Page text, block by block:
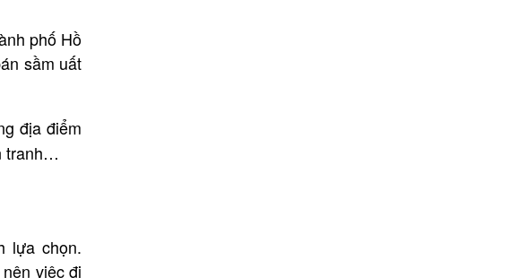
phố Hồ
sầm uất
địa điểm
tranh…
lựa chọn.
việc đi